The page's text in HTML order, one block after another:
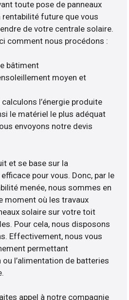
toute pose de panneaux
rentabilité future que vous
de votre centrale solaire.
comment nous procédons :
bâtiment
moyen et
l’énergie produite
le matériel le plus adéquat
envoyons notre devis
et se base sur la
pour vous. Donc, par le
menée, nous sommes en
moment où les travaux
solaire sur votre toit
Pour cela, nous disposons
Effectivement, nous vous
permettant
l’alimentation de batteries
appel à notre compagnie